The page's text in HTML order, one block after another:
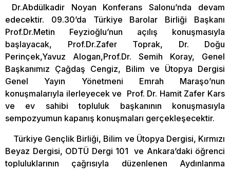
Dr.Abdülkadir Noyan Konferans Salonu’nda devam
edecektir. 09.30’da Türkiye Barolar Birliği Başkanı
Prof.Dr.Metin Feyzioğlu’nun açılış konuşmasıyla
başlayacak, Prof.Dr.Zafer Toprak, Dr. Doğu
Perinçek,Yavuz Alogan,Prof.Dr. Semih Koray, Genel
Başkanımız Çağdaş Cengiz, Bilim ve Ütopya Dergisi
Genel Yayın Yönetmeni Emrah Maraşo’nun
konuşmalarıyla ilerleyecek ve Prof. Dr. Hamit Zafer Kars
ve ev sahibi topluluk başkanının konuşmasıyla
sempozyumun kapanış konuşmaları gerçekleşecektir.
Türkiye Gençlik Birliği, Bilim ve Ütopya Dergisi, Kırmızı
Beyaz Dergisi, ODTÜ Dergi 101 ve Ankara’daki öğrenci
topluluklarının çağrısıyla düzenlenen Aydınlanma